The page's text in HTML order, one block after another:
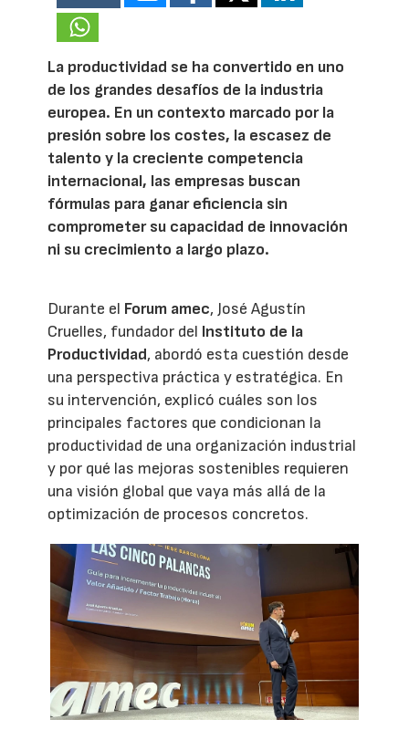
La productividad se ha convertido en uno
de los grandes desafíos de la industria
europea. En un contexto marcado por la
presión sobre los costes, la escasez de
talento y la creciente competencia
internacional, las empresas buscan
fórmulas para ganar eficiencia sin
comprometer su capacidad de innovación
ni su crecimiento a largo plazo.
Durante el Forum amec, José Agustín
Cruelles, fundador del Instituto de la
Productividad, abordó esta cuestión desde
una perspectiva práctica y estratégica. En
su intervención, explicó cuáles son los
principales factores que condicionan la
productividad de una organización industrial
y por qué las mejoras sostenibles requieren
una visión global que vaya más allá de la
optimización de procesos concretos.